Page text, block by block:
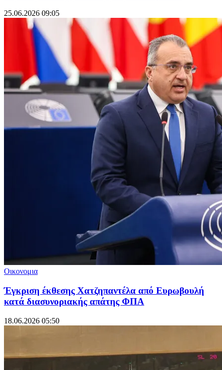
25.06.2026 09:05
Οικονομια
Έγκριση έκθεσης Χατζηπαντέλα από Ευρωβουλή
κατά διασυνοριακής απάτης ΦΠΑ
18.06.2026 05:50